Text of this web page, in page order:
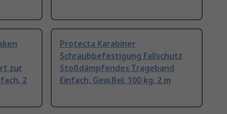
zur
2
Protecta Karabiner
Schraubbefestigung Fallschutz
Stoßdämpfendes Trageband
Einfach, Gew.Bel. 100 kg, 2 m